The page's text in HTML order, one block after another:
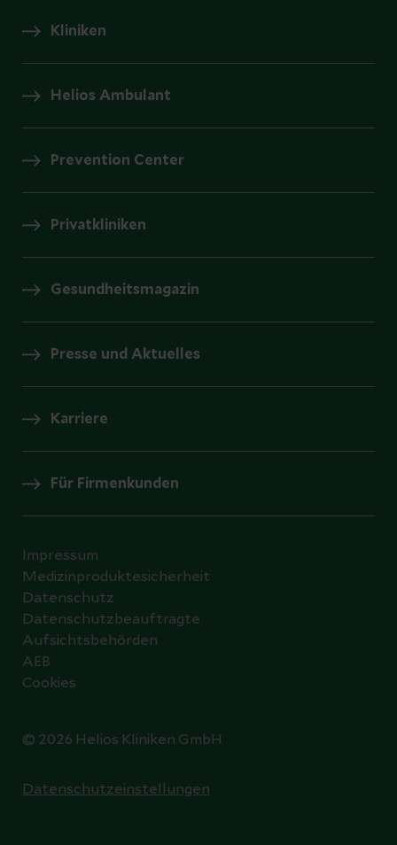
Kliniken
Helios Ambulant
Prevention Center
Privatkliniken
Gesundheitsmagazin
Presse und Aktuelles
Karriere
Für Firmenkunden
© 2026 Helios Kliniken GmbH
Impressum
Medizinproduktesicherheit
Datenschutz
Datenschutzbeauftragte
Aufsichtsbehörden
AEB
Cookies
Datenschutzeinstellungen